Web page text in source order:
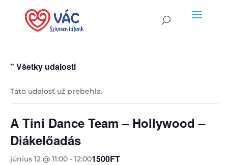
" Všetky udalosti
Táto udalosť už prebehla.
A Tini Dance Team – Hollywood –
Diákelőadás
június 12 @ 11:00 - 12:001500FT